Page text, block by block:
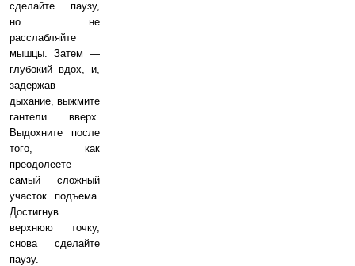
сделайте паузу,
но не
расслабляйте
мышцы. Затем —
глубокий вдох, и,
задержав
дыхание, выжмите
гантели вверх.
Выдохните после
того, как
преодолеете
самый сложный
участок подъема.
Достигнув
верхнюю точку,
снова сделайте
паузу.